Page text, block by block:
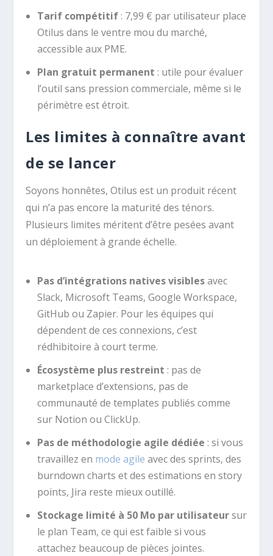
Tarif compétitif: 7,99 € par utilisateur place
Otilus dans le ventre mou du marché,
accessible aux PME.
Plan gratuit permanent : utile pour évaluer
l’outil sans pression commerciale, même si le
périmètre est étroit.
Les limites à connaître avant
de se lancer
Soyons honnêtes, Otilus est un produit récent
qui n’a pas encore la maturité des ténors.
Plusieurs limites méritent d’être pesées avant
un déploiement à grande échelle.
Pas d’intégrations natives visiblesavec
Slack, Microsoft Teams, Google Workspace,
GitHub ou Zapier. Pour les équipes qui
dépendent de ces connexions, c’est
rédhibitoire à court terme.
Écosystème plus restreint : pas de
marketplace d’extensions, pas de
communauté de templates publiés comme
sur Notion ou ClickUp.
Pas de méthodologie agile dédiée : si vous
travaillez en mode agile avec des sprints, des
burndown charts et des estimations en story
points, Jira reste mieux outillé.
Stockage limité à 50 Mo par utilisateursur
le plan Team, ce qui est faible si vous
attachez beaucoup de pièces jointes.